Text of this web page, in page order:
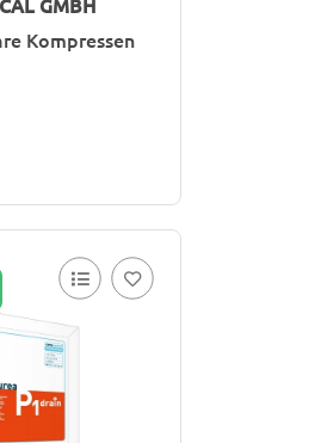
Kompressen